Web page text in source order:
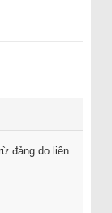
đảng do liên